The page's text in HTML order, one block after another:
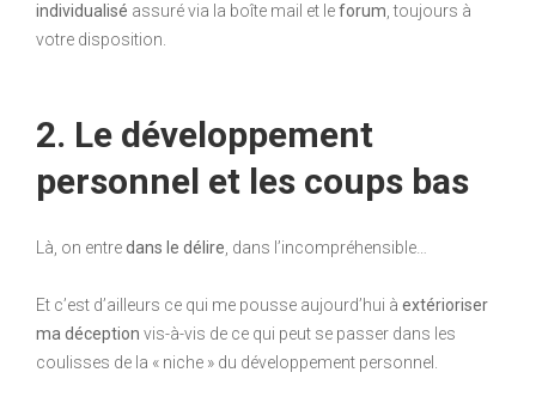
individualisé assuré via la boîte mail et leforum , toujours à
votre disposition.
2. Le développement
personnel et les coups bas
Là, on entredans le délire , dans l’incompréhensible…
Et c’est d’ailleurs ce qui me pousse aujourd’hui à extérioriser
ma déception vis-à-vis de ce qui peut se passer dans les
coulisses de la « niche » du développement personnel.